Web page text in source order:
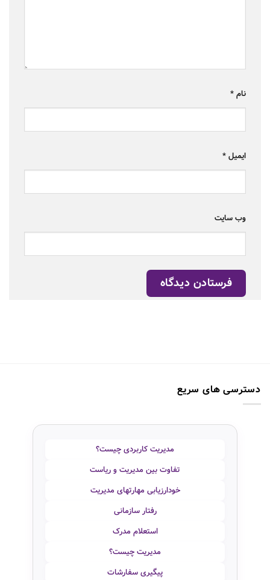
نام *
ایمیل *
وب‌ سایت
دسترسی های سریع
مدیریت کاربردی چیست؟
تفاوت بین مدیریت و ریاست
خودارزیابی مهارتهای مدیریت
رفتار سازمانی
استعلام مدرک
مدیریت چیست؟
پیگیری سفارشات